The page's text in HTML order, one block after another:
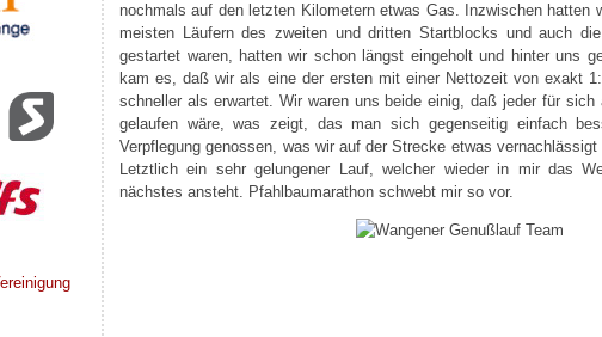
nochmals auf den letzten Kilometern etwas Gas. Inzwischen
meisten Läufern des zweiten und dritten Startblocks und auch
gestartet waren, hatten wir schon längst eingeholt und hinter uns
kam es, daß wir als eine der ersten mit einer Nettozeit von exakt
schneller als erwartet. Wir waren uns beide einig, daß jeder für
gelaufen wäre, was zeigt, das man sich gegenseitig einfach
Verpflegung genossen, was wir auf der Strecke etwas
Letztlich ein sehr gelungener Lauf, welcher wieder in mir das
nächstes ansteht. Pfahlbaumarathon schwebt mir so vor.